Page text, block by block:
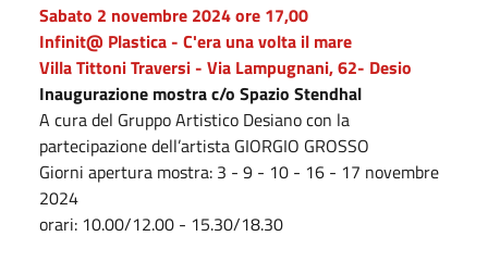
Sabato 2 novembre 2024 ore 17,00
Infinit@ Plastica - C'era una volta il mare
Villa Tittoni Traversi - Via Lampugnani, 62- Desio
Inaugurazione mostrac/o Spazio Stendhal
A cura del Gruppo Artistico Desiano con la
partecipazione dell’artista GIORGIO GROSSO
Giorni apertura mostra: 3 - 9 - 10 - 16 - 17 novembre
2024
orari: 10.00/12.00 - 15.30/18.30